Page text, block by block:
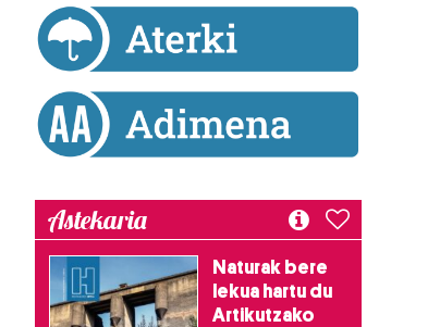
Astekaria
Naturak bere
lekua hartu du
Artikutzako